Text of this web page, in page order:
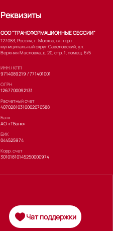
Реквизиты
ООО "ТРАНСФОРМАЦИОННЫЕ СЕССИИ"
127083, Россия, г. Москва, вн.тер.г.
муниципальный округ Савеловский, ул.
Верхняя Масловка, д. 20, стр. 1, помещ. 6/5
ИНН / КПП
9714089219 / 771401001
ОГРН
1267700092131
Расчетный счет
40702810310002070588
Банк
АО «ТБанк»
БИК
044525974
Корр. счет
30101810145250000974
Чат поддержки